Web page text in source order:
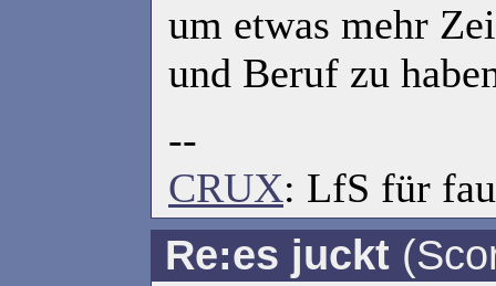
um etwas mehr
und Beruf zu
--
CRUX: LfS für
Re:es juckt